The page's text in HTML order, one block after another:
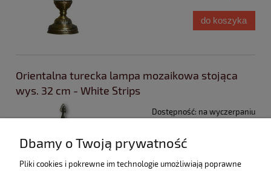
do koszyka
Orientalna turecka lampa mozaikowa stojąca
wys. 32 cm - White Strips
Dostępność: na wyczerpaniu
Dbamy o Twoją prywatność
Pliki cookies i pokrewne im technologie umożliwiają poprawne